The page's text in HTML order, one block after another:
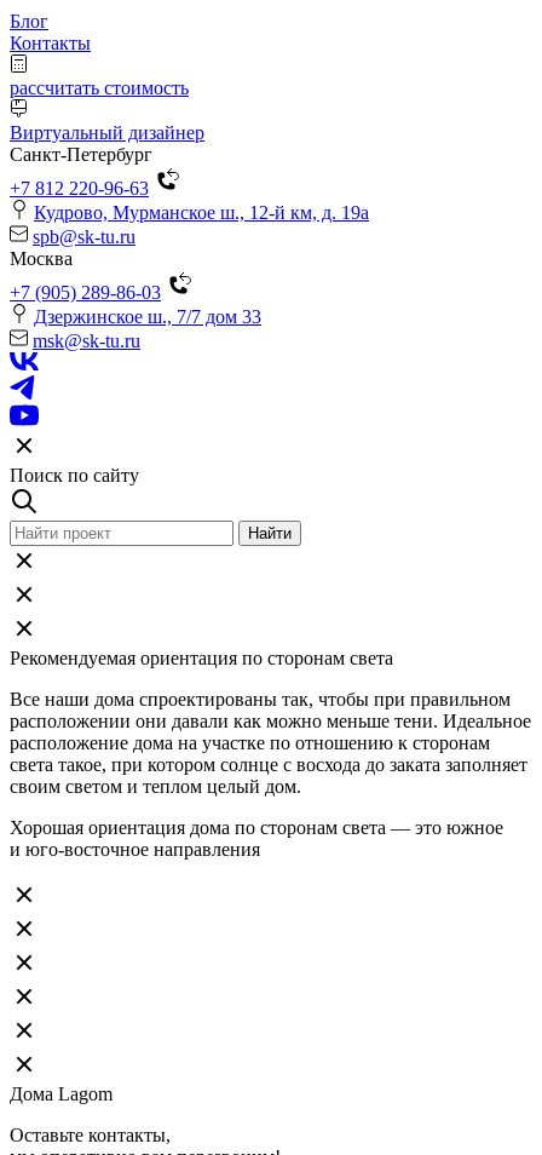
Блог
Контакты
рассчитать стоимость
Виртуальный дизайнер
Санкт-Петербург
+7 812 220-96-63
Кудрово, Мурманское ш., 12-й км, д. 19a
spb@sk-tu.ru
Москва
+7 (905) 289-86-03
Дзержинское ш., 7/7 дом 33
msk@sk-tu.ru
Поиск по сайту
Рекомендуемая ориентация по сторонам света
Все наши дома спроектированы так, чтобы при правильном
расположении они давали как можно меньше тени. Идеальное
расположение дома на участке по отношению к сторонам
света такое, при котором солнце с восхода до заката заполняет
своим светом и теплом целый дом.
Хорошая ориентация дома по сторонам света — это южное
и юго-восточное направления
Дома Lagom
Оставьте контакты,